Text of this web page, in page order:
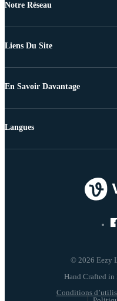
Notre Réseau
Liens Du Site
En Savoir Davantage
© 2026 Eezy
Conditions
Langues